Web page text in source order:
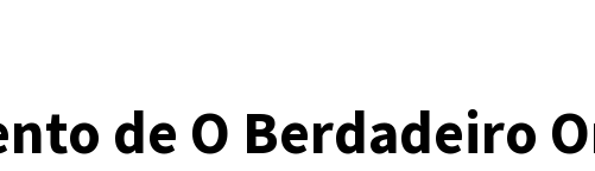
de O Berdadeiro